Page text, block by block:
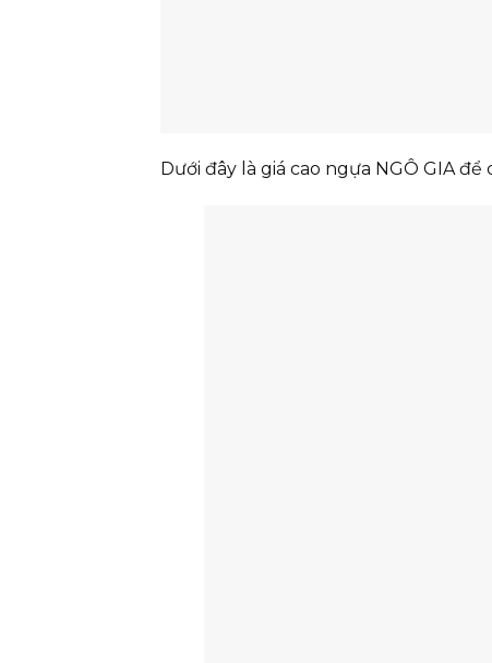
Dưới đây là giá cao ngựa NGÔ GIA để